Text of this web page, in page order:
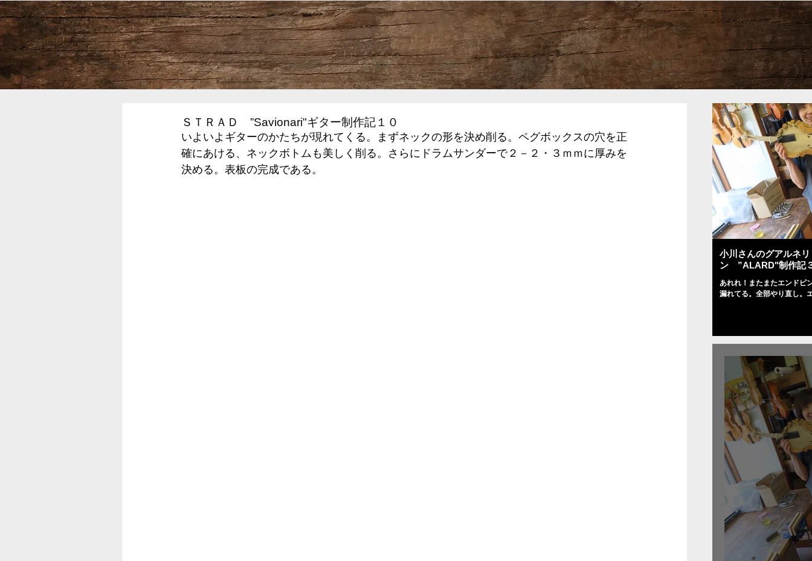
HOME ご案内 制作記 動画 ブログ 書籍
ＳＴＲＡＤ ”Savionari"ギター制作記１０
いよいよギターのかたちが現れてくる。まずネックの形を決め削る。ペグボックスの穴を正
確にあける、ネックボトムも美しく削る。さらにドラムサンダーで２－２・３ｍｍに厚みを
決める。表板の完成である。
小川さんのグアルネ
ン ”ALARD"制作記
あれれ！またまたエンドピ
漏れてる。全部やり直し。